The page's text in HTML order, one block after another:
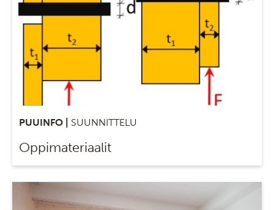
PUUINFO | SUUNNITTELU
Oppimateriaalit